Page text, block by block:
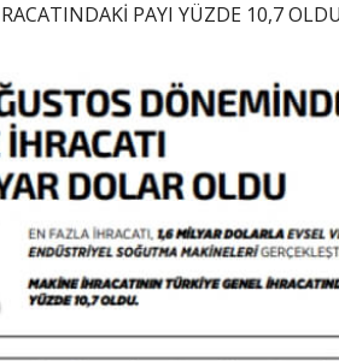
PAYI YÜZDE 10,7